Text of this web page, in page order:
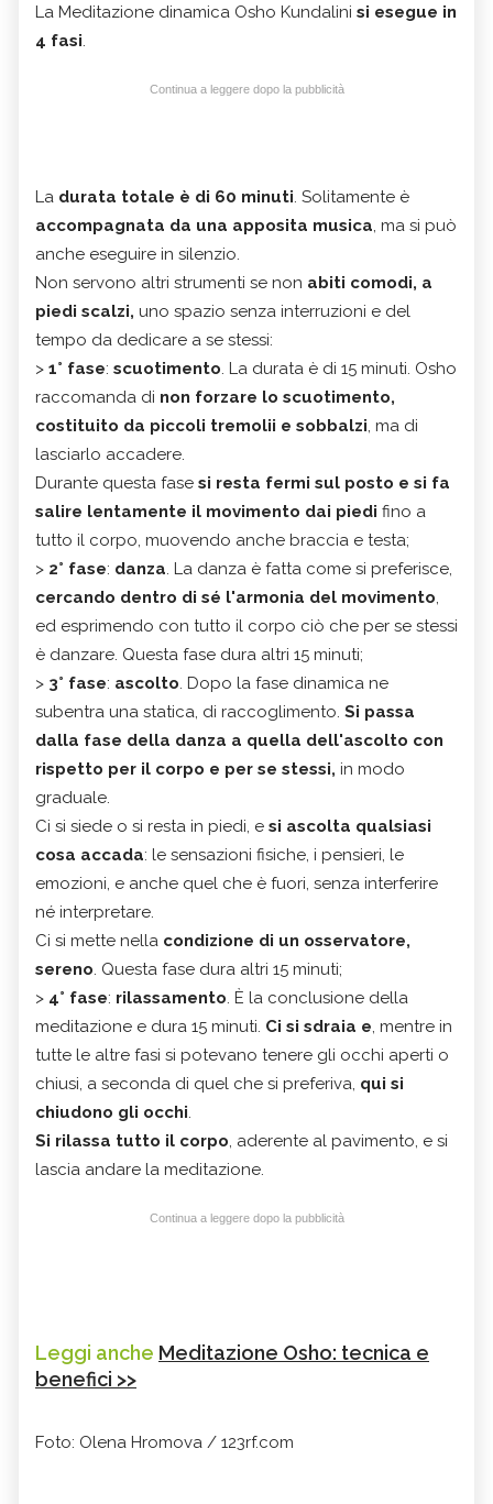
La Meditazione dinamica Osho Kundalini si esegue in
4 fasi.
Continua a leggere dopo la pubblicità
La durata totale è di 60 minuti. Solitamente è
accompagnata da una apposita musica, ma si può
anche eseguire in silenzio.
Non servono altri strumenti se non abiti comodi, a
piedi scalzi, uno spazio senza interruzioni e del
tempo da dedicare a se stessi:
> 1° fase: scuotimento. La durata è di 15 minuti. Osho
raccomanda di non forzare lo scuotimento,
costituito da piccoli tremolii e sobbalzi, ma di
lasciarlo accadere.
Durante questa fase si resta fermi sul posto e si fa
salire lentamente il movimento dai piedi fino a
tutto il corpo, muovendo anche braccia e testa;
> 2° fase: danza. La danza è fatta come si preferisce,
cercando dentro di sé l'armonia del movimento,
ed esprimendo con tutto il corpo ciò che per se stessi
è danzare. Questa fase dura altri 15 minuti;
> 3° fase: ascolto. Dopo la fase dinamica ne
subentra una statica, di raccoglimento. Si passa
dalla fase della danza a quella dell'ascolto con
rispetto per il corpo e per se stessi, in modo
graduale.
Ci si siede o si resta in piedi, e si ascolta qualsiasi
cosa accada: le sensazioni fisiche, i pensieri, le
emozioni, e anche quel che è fuori, senza interferire
né interpretare.
Ci si mette nella condizione di un osservatore,
sereno. Questa fase dura altri 15 minuti;
> 4° fase: rilassamento. È la conclusione della
meditazione e dura 15 minuti. Ci si sdraia e, mentre in
tutte le altre fasi si potevano tenere gli occhi aperti o
chiusi, a seconda di quel che si preferiva, qui si
chiudono gli occhi.
Si rilassa tutto il corpo, aderente al pavimento, e si
lascia andare la meditazione.
Continua a leggere dopo la pubblicità
Leggi anche Meditazione Osho: tecnica e
benefici >>
Foto: Olena Hromova / 123rf.com